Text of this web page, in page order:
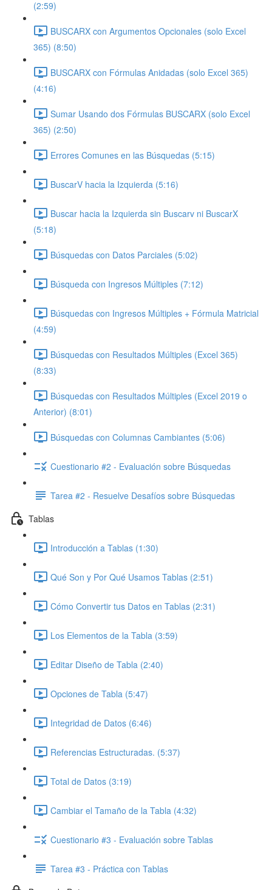
(2:59)
BUSCARX con Argumentos Opcionales (solo Excel
365) (8:50)
BUSCARX con Fórmulas Anidadas (solo Excel 365)
(4:16)
Sumar Usando dos Fórmulas BUSCARX (solo Excel
365) (2:50)
Errores Comunes en las Búsquedas (5:15)
BuscarV hacia la Izquierda (5:16)
Buscar hacia la Izquierda sin Buscarv ni BuscarX
(5:18)
Búsquedas con Datos Parciales (5:02)
Búsqueda con Ingresos Múltiples (7:12)
Búsquedas con Ingresos Múltiples + Fórmula Matricial
(4:59)
Búsquedas con Resultados Múltiples (Excel 365)
(8:33)
Búsquedas con Resultados Múltiples (Excel 2019 o
Anterior) (8:01)
Búsquedas con Columnas Cambiantes (5:06)
Cuestionario #2 - Evaluación sobre Búsquedas
Tarea #2 - Resuelve Desafíos sobre Búsquedas
Tablas
Introducción a Tablas (1:30)
Qué Son y Por Qué Usamos Tablas (2:51)
Cómo Convertir tus Datos en Tablas (2:31)
Los Elementos de la Tabla (3:59)
Editar Diseño de Tabla (2:40)
Opciones de Tabla (5:47)
Integridad de Datos (6:46)
Referencias Estructuradas. (5:37)
Total de Datos (3:19)
Cambiar el Tamaño de la Tabla (4:32)
Cuestionario #3 - Evaluación sobre Tablas
Tarea #3 - Práctica con Tablas